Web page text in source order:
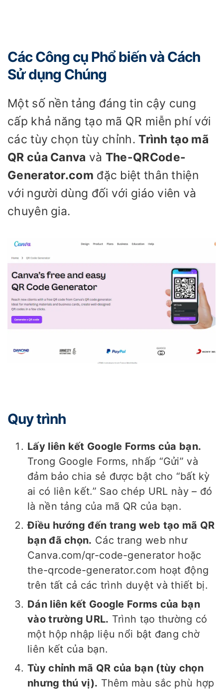
Các Công cụ Phổ biến và Cách
Sử dụng Chúng
Một số nền tảng đáng tin cậy cung
cấp khả năng tạo mã QR miễn phí với
các tùy chọn tùy chỉnh.Trình tạo mã
QR của Canva và The-QRCode-
Generator.com đặc biệt thân thiện
với người dùng đối với giáo viên và
chuyên gia.
Quy trình
Lấy liên kết Google Forms của bạn.
Trong Google Forms, nhấp “Gửi” và
đảm bảo chia sẻ được bật cho “bất kỳ
ai có liên kết.” Sao chép URL này – đó
là nền tảng của mã QR của bạn.
Điều hướng đến trang web tạo mã QR
bạn đã chọn. Các trang web như
Canva.com/qr-code-generator hoặc
the-qrcode-generator.com hoạt động
trên tất cả các trình duyệt và thiết bị.
Dán liên kết Google Forms của bạn
vào trường URL. Trình tạo thường có
một hộp nhập liệu nổi bật đang chờ
liên kết của bạn.
Tùy chỉnh mã QR của bạn (tùy chọn
nhưng thú vị). Thêm màu sắc phù hợp